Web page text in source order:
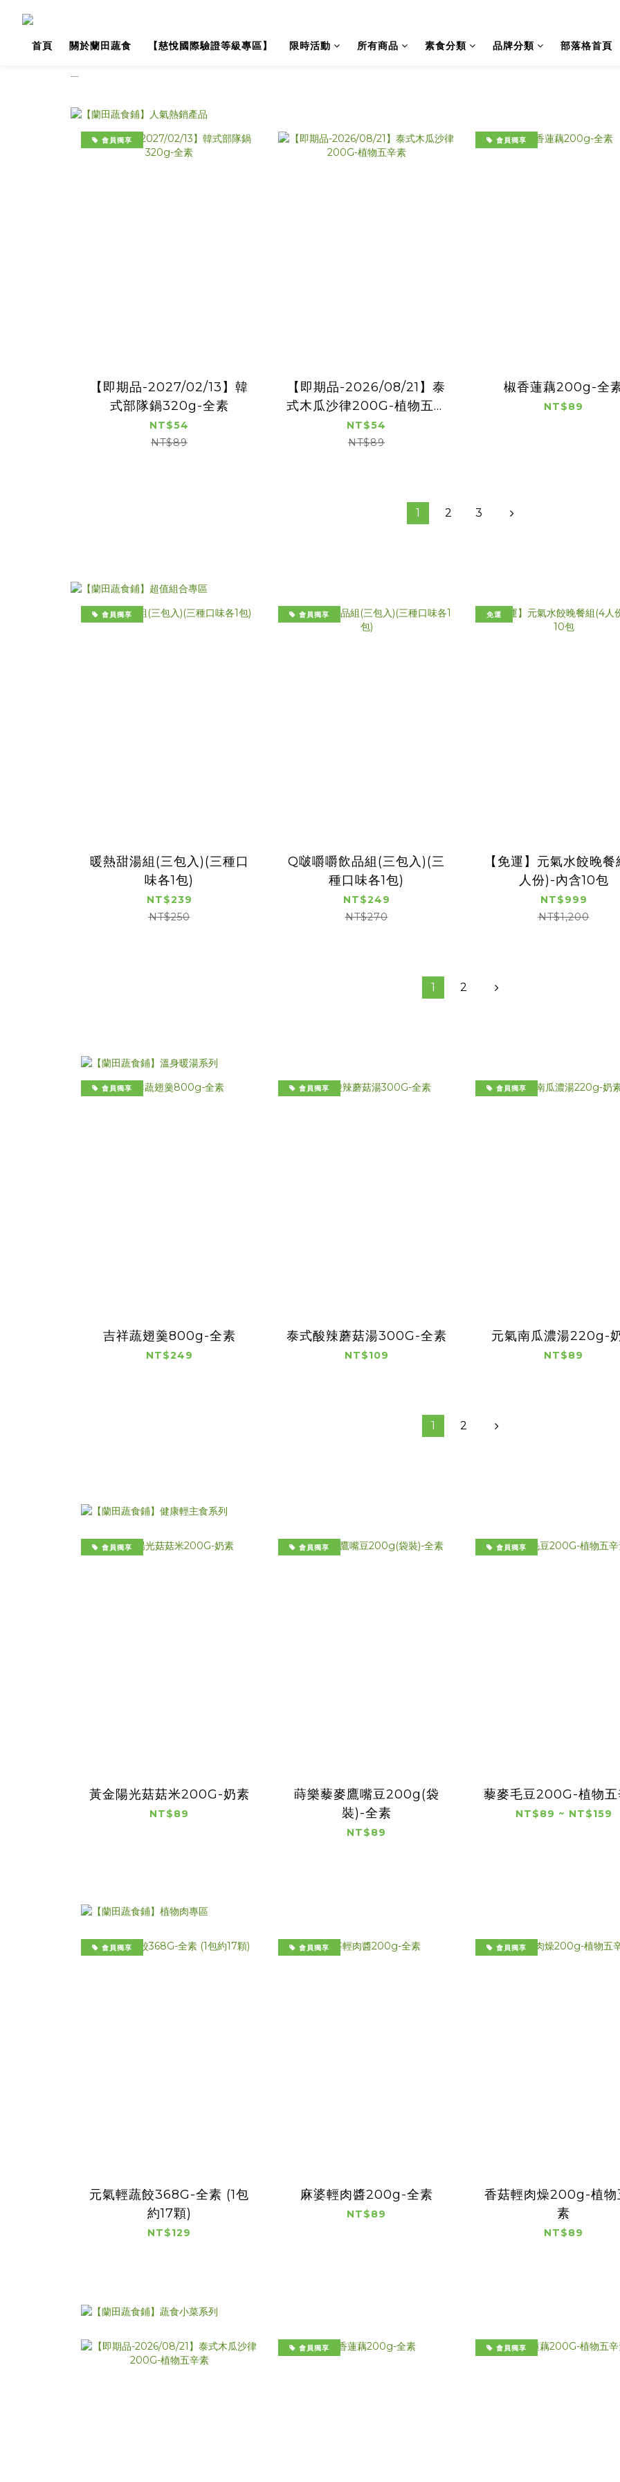
首頁 關於蘭田蔬食 【慈悅國際驗證等級專區】 限時活動 所有商品 素食分類 品牌分類 部落格首頁
會員獨享
【即期品-2027/02/13】韓
式部隊鍋320g-全素
NT$54
NT$89
【即期品-2026/08/21】泰
式木瓜沙律200G-植物五辛
素
NT$54
NT$89
會員獨享
椒香蓮藕200g-全
NT$89
1 2 3
會員獨享
暖熱甜湯組(三包入)(三種口
味各1包)
NT$239
NT$250
會員獨享
Q啵嚼嚼飲品組(三包入)(三
種口味各1包)
NT$249
NT$270
免運
【免運】元氣水餃晚
人份)-內含10包
NT$999
NT$1,200
1 2
會員獨享
吉祥蔬翅羹800g-全素
NT$249
會員獨享
泰式酸辣蘑菇湯300G-全素
NT$109
會員獨享
元氣南瓜濃湯220g-
NT$89
1 2
會員獨享
黃金陽光菇菇米200G-奶素
NT$89
會員獨享
蒔樂藜麥鷹嘴豆200g(袋
裝)-全素
NT$89
會員獨享
藜麥毛豆200G-植物五
NT$89 ~ NT$159
會員獨享
元氣輕蔬餃368G-全素 (1包
約17顆)
NT$129
會員獨享
麻婆輕肉醬200g-全素
NT$89
會員獨享
香菇輕肉燥200g-植物
素
NT$89
會員獨享 會員獨享